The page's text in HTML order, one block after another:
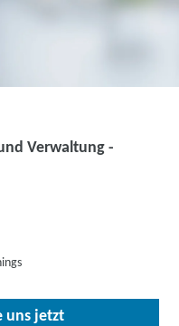
Verwaltung -
uns jetzt